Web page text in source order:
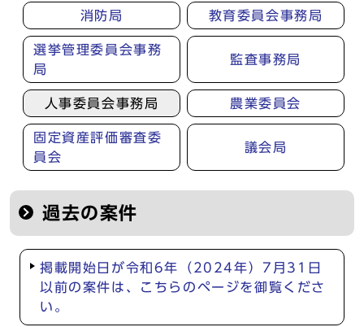
消防局 教育委員会事務局
選挙管理委員会事務
局
監査事務局
人事委員会事務局 農業委員会
固定資産評価審査委
員会
議会局
過去の案件
掲載開始日が令和6年（2024年）7月31日
以前の案件は、こちらのページを御覧くださ
い。